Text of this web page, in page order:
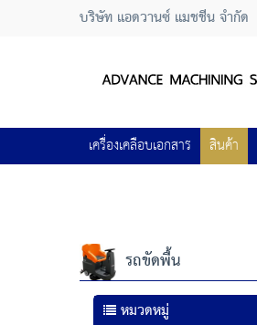
บริษัท แอดวานซ์ แมชชีน จำกัด
เครื่องเคลือบเอกสาร สินค้า
รถขัดพื้น
หมวดหมู่